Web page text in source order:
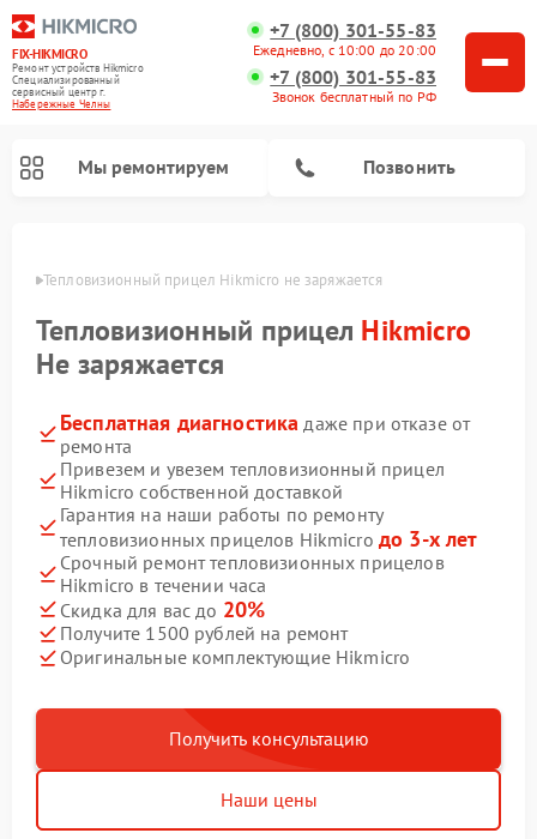
FIX-HIKMICRO
Ремонт устройств Hikmicro
Специализированный
cервисный центр г.
Набережные Челны
+7 (800) 301-55-83
Ежедневно, с 10:00 до 20:00
+7 (800) 301-55-83
Звонок бесплатный по РФ
Мы ремонтируем Позвонить
Тепловизионный прицел Hikmicro не заряжается
Тепловизионный прицел Hikmicro
Не заряжается
Бесплатная диагностика даже при отказе от
ремонта
Привезем и увезем тепловизионный прицел
Hikmicro собственной доставкой
Гарантия на наши работы по ремонту
тепловизионных прицелов Hikmicro до 3-х лет
Срочный ремонт тепловизионных прицелов
Hikmicro в течении часа
Скидка для вас до 20%
Получите 1500 рублей на ремонт
Оригинальные комплектующие Hikmicro
Получить консультацию
Наши цены